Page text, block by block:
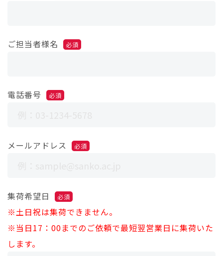
ご担当者様名 必須
電話番号 必須
メールアドレス 必須
集荷希望日 必須
※土日祝は集荷できません。
※当日17：00までのご依頼で最短翌営業日に集荷いた
します。